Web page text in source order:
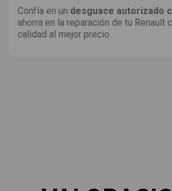
Confía en un desguace autorizado
ahorra en la reparación de tu Renault
calidad al mejor precio.